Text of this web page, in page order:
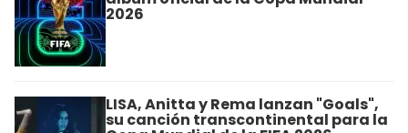
2026
LISA, Anitta y Rema lanzan "Goals",
su canción transcontinental para la